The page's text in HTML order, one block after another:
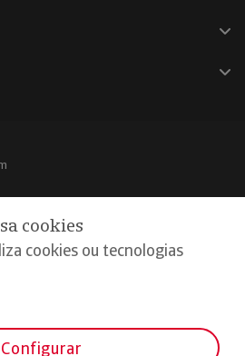
cookies
cookies ou tecnologias
Configurar